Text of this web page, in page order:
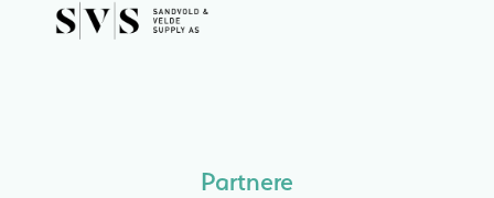
Partnere